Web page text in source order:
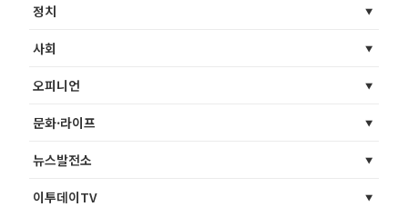
정치
사회
오피니언
문화·라이프
뉴스발전소
이투데이TV